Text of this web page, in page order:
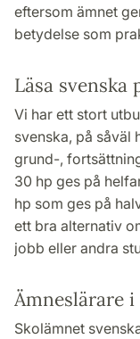
eftersom ämnet
betydelse som
Läsa
Vi har ett stort
svenska, på såväl
grund-,
30 hp ges på
hp som ges på
ett bra alternativ
jobb eller andra
Ämneslärare i
Skolämnet